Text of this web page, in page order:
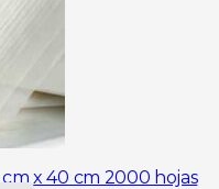
x 40 cm 2000 hojas